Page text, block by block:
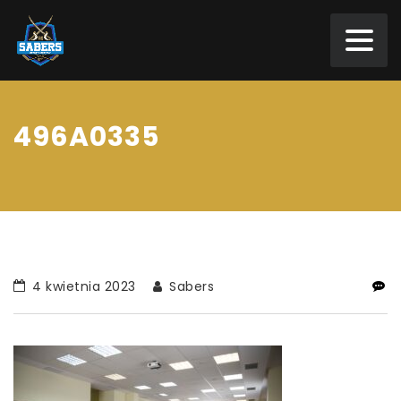
496A0335
4 kwietnia 2023 Sabers